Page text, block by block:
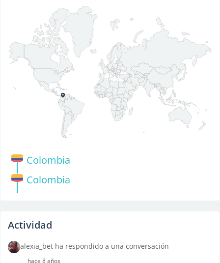
Colombia
Colombia
Actividad
alexia_bet ha respondido a una conversación
hace 8 años